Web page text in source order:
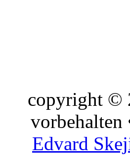
copyright ©
vorbehalten
Edvard